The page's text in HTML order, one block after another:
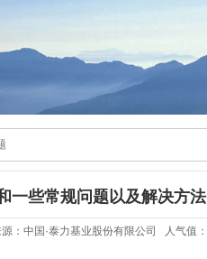
一些常规问题以及解决方法
：中国·泰力基业股份有限公司 人气值：